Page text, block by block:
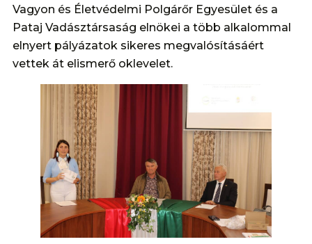
Vagyon és Életvédelmi Polgárőr Egyesület és a
Pataj Vadásztársaság elnökei a több alkalommal
elnyert pályázatok sikeres megvalósításáért
vettek át elismerő oklevelet.